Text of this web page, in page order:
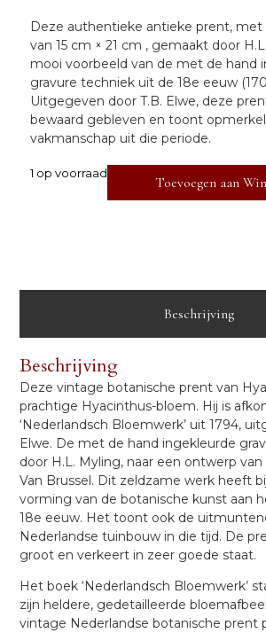
Deze authentieke antieke prent,
van15 cm × 21 cm , gemaakt door
mooi voorbeeld van de met de hand
gravure techniek uit de18e eeuw
Uitgegeven doorT.B. Elwe, deze
bewaard gebleven en toont
vakmanschap uit die periode.
1 op voorraad
Toevoegen aan
Beschrijving
Beschrijving
Deze vintage botanische prent van
prachtige Hyacinthus-bloem. Hij is
‘Nederlandsch Bloemwerk’ uit 1794,
Elwe. De met de hand ingekleurde
door H.L. Myling, naar een ontwerp van
Van Brussel. Dit zeldzame werk heeft
vorming van de botanische kunst aan
18e eeuw. Het toont ook de
Nederlandse tuinbouw in die tijd. De
groot en verkeert in zeer goede staat.
Het boek ‘Nederlandsch Bloemwerk’
zijn heldere, gedetailleerde
vintage Nederlandse botanische prent